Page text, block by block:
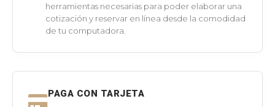
herramientas necesarias para poder elaborar una
cotización y reservar en línea desde la comodidad
de tu computadora.
PAGA CON TARJETA